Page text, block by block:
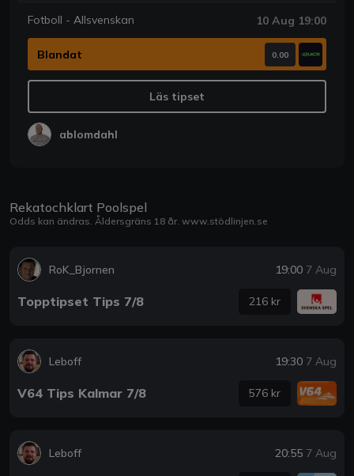
Fotboll - Allsvenskan 10 Aug 19:00
Blandat 0.00
Läs tipset
ablomdahl
Rekatochklart Poolspel
Odds kan ändras. Åldersgräns 18 år. www.stödlinjen.se
RoK_Bjornen 19:00 7 Aug
Topptipset Tips 7/8 216 kr
Leboff 19:30 7 Aug
V64 Tips Kalmar 7/8 576 kr
Leboff 20:55 7 Aug